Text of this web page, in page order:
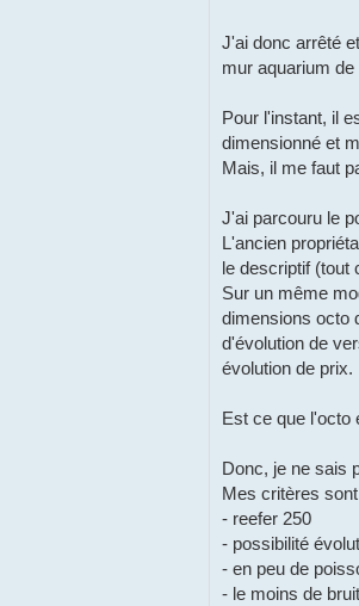
J'ai donc arrêté
mur aquarium de
Pour l'instant, il
dimensionné et
Mais, il me faut
J'ai parcouru le
L'ancien
le descriptif (tout
Sur un même
dimensions octo
d'évolution de
évolution de prix.
Est ce que l'octo
Donc, je ne sais
Mes critères sont
- reefer 250
- possibilité
- en peu de
- le moins de